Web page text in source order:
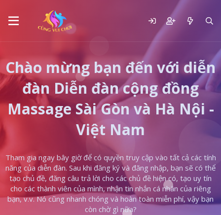
Chào mừng bạn đến với diễn
đàn Diễn đàn cộng đồng
Massage Sài Gòn và Hà Nội -
Việt Nam
Tham gia ngay bây giờ để có quyền truy cập vào tất cả các tính
năng của diễn đàn. Sau khi đăng ký và đăng nhập, bạn sẽ có thể
tạo chủ đề, đăng câu trả lời cho các chủ đề hiện có, tạo uy tín
cho các thành viên của mình, nhận tin nhắn cá nhân của riêng
bạn, v.v. Nó cũng nhanh chóng và hoàn toàn miễn phí, vậy bạn
còn chờ gì nữa?